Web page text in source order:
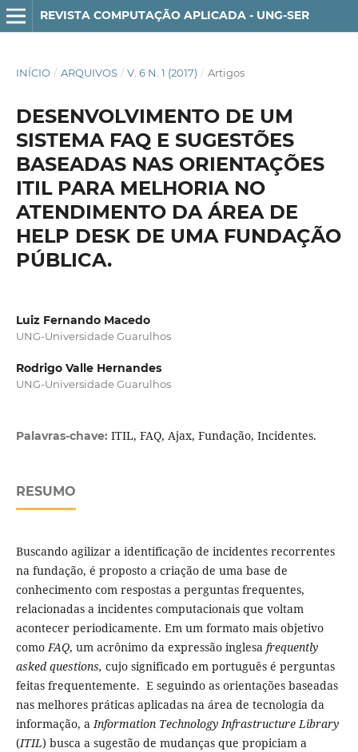
REVISTA COMPUTAÇÃO APLICADA - UNG-SER
INÍCIO / ARQUIVOS / V. 6 N. 1 (2017) / Artigos
DESENVOLVIMENTO DE UM
SISTEMA FAQ E SUGESTÕES
BASEADAS NAS ORIENTAÇÕES
ITIL PARA MELHORIA NO
ATENDIMENTO DA ÁREA DE
HELP DESK DE UMA FUNDAÇÃO
PÚBLICA.
Luiz Fernando Macedo
UNG-Universidade Guarulhos
Rodrigo Valle Hernandes
UNG-Universidade Guarulhos
Palavras-chave: ITIL, FAQ, Ajax, Fundação, Incidentes.
RESUMO
Buscando agilizar a identificação de incidentes recorrentes
na fundação, é proposto a criação de uma base de
conhecimento com respostas a perguntas frequentes,
relacionadas a incidentes computacionais que voltam
acontecer periodicamente. Em um formato mais objetivo
comoFAQ, um acrônimo da expressão inglesa frequently
asked questions, cujo significado em português é perguntas
feitas frequentemente. E seguindo as orientações baseadas
nas melhores práticas aplicadas na área de tecnologia da
informação, aInformation Technology Infrastructure Library
(ITIL) busca a sugestão de mudanças que propiciam a